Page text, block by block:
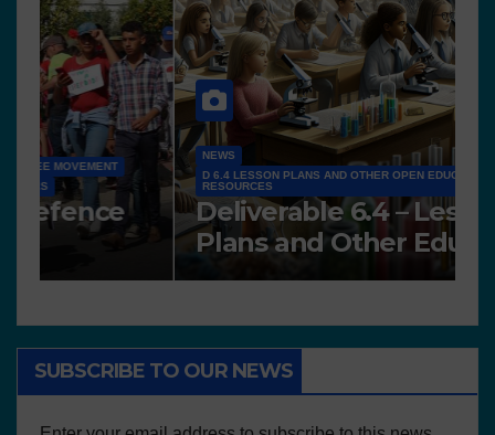
NEWS
D 6.4 LESSON PLANS AND OTHER OPEN EDUCATIONAL
RESOURCES
Deliverable 6.4 – Lesson
Plans and Other Educational
resources
SUBSCRIBE TO OUR NEWS